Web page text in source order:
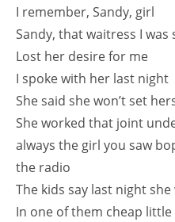
I remember, Sandy, girl
Sandy, that waitress I was
Lost her desire for me
I spoke with her last night
She said she won’t set
She worked that joint
always the girl you saw
the radio
The kids say last night
In one of them cheap little